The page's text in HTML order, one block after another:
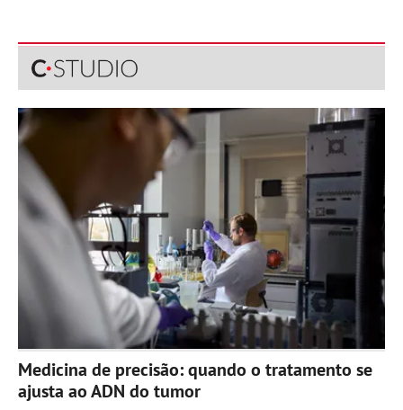
Medicina de precisão: quando o tratamento se
ajusta ao ADN do tumor